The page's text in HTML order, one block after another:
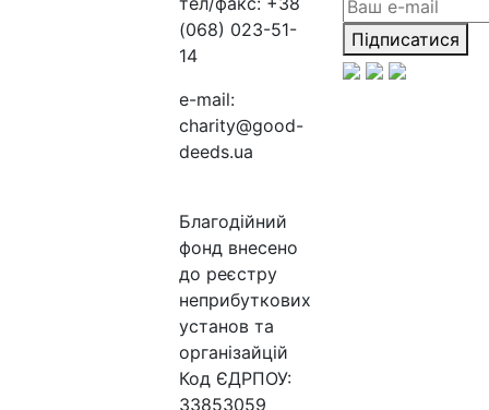
(068) 023-51-
14
e-mail:
charity@good-
deeds.ua
Благодійний
фонд внесено
до реєстру
неприбуткових
установ та
організайцій
Код ЄДРПОУ:
33853059
Підписатися